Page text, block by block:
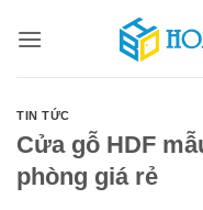
qua
TIN TỨC
Cửa gỗ HDF
phòng giá rẻ